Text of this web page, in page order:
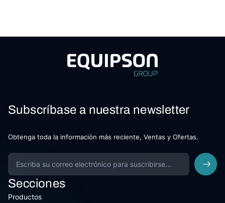
Subscríbase a nuestra newsletter
Obtenga toda la información más reciente, Ventas y Ofertas.
Secciones
Productos